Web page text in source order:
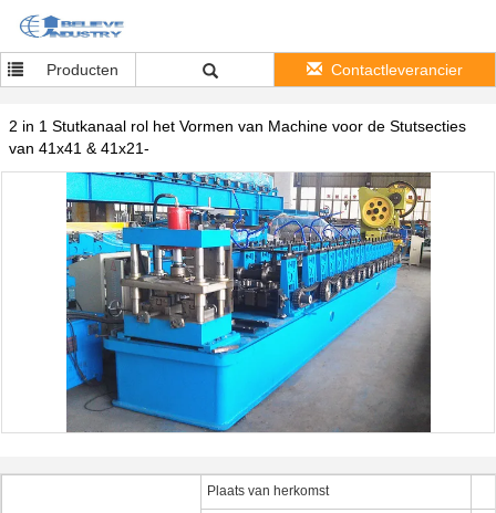
Producten Contactleverancier
2 in 1 Stutkanaal rol het Vormen van Machine voor de Stutsecties
van 41x41 & 41x21-
Plaats van herkomst